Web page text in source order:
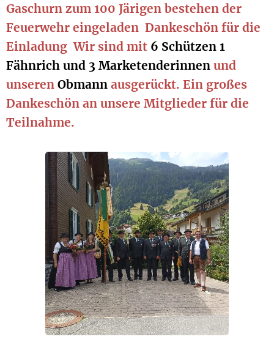
Gaschurn zum 100 Järigen bestehen der
Feuerwehr eingeladen Dankeschön für die
Einladung Wir sind mit 6 Schützen 1
Fähnrich und 3 Marketenderinnen und
unseren Obmann ausgerückt. Ein großes
Dankeschön an unsere Mitglieder für die
Teilnahme.